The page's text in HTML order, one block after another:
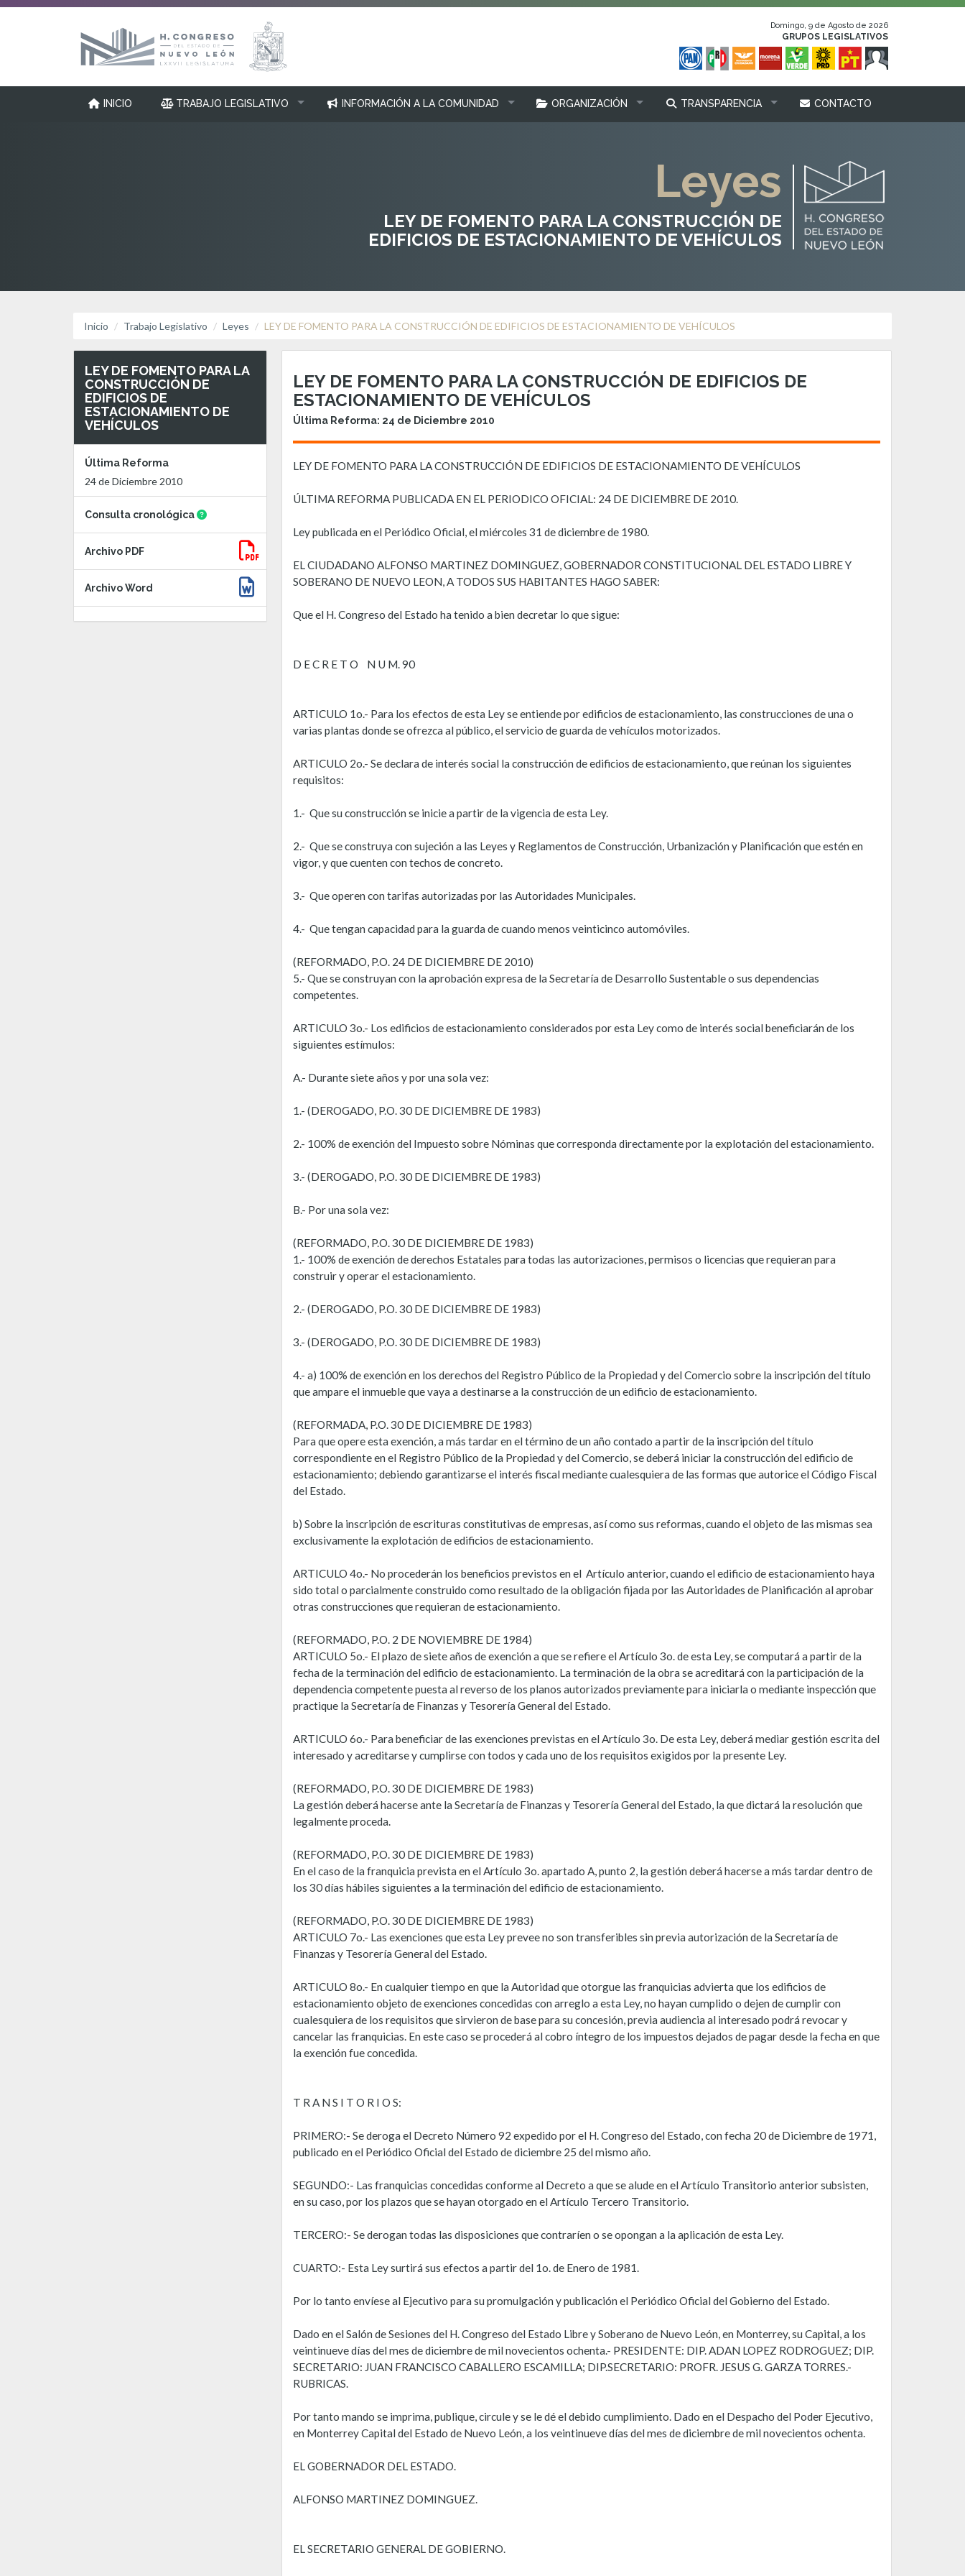
Domingo, 9 de Agosto de 2026
GRUPOS LEGISLATIVOS
INICIO TRABAJO LEGISLATIVO INFORMACIÓN A LA COMUNIDAD ORGANIZACIÓN TRANSPARENCIA CONTACTO
Leyes
LEY DE FOMENTO PARA LA CONSTRUCCIÓN DE
EDIFICIOS DE ESTACIONAMIENTO DE VEHÍCULOS
Inicio Trabajo Legislativo Leyes LEY DE FOMENTO PARA LA CONSTRUCCIÓN DE EDIFICIOS DE ESTACIONAMIENTO DE VEHÍCULOS
LEY DE FOMENTO PARA LA
CONSTRUCCIÓN DE
EDIFICIOS DE
ESTACIONAMIENTO DE
VEHÍCULOS
Última Reforma
24 de Diciembre 2010
Consulta cronológica
Archivo PDF
Archivo Word
LEY DE FOMENTO PARA LA CONSTRUCCIÓN DE EDIFICIOS DE
ESTACIONAMIENTO DE VEHÍCULOS
Última Reforma: 24 de Diciembre 2010
LEY DE FOMENTO PARA LA CONSTRUCCIÓN DE EDIFICIOS DE ESTACIONAMIENTO DE VEHÍCULOS
ÚLTIMA REFORMA PUBLICADA EN EL PERIODICO OFICIAL: 24 DE DICIEMBRE DE 2010.
Ley publicada en el Periódico Oficial, el miércoles 31 de diciembre de 1980.
EL CIUDADANO ALFONSO MARTINEZ DOMINGUEZ, GOBERNADOR CONSTITUCIONAL DEL ESTADO LIBRE Y
SOBERANO DE NUEVO LEON, A TODOS SUS HABITANTES HAGO SABER:
Que el H. Congreso del Estado ha tenido a bien decretar lo que sigue:
D E C R E T O N U M. 90
ARTICULO 1o.- Para los efectos de esta Ley se entiende por edificios de estacionamiento, las construcciones de una o
varias plantas donde se ofrezca al público, el servicio de guarda de vehículos motorizados.
ARTICULO 2o.- Se declara de interés social la construcción de edificios de estacionamiento, que reúnan los siguientes
requisitos:
1.- Que su construcción se inicie a partir de la vigencia de esta Ley.
2.- Que se construya con sujeción a las Leyes y Reglamentos de Construcción, Urbanización y Planificación que estén en
vigor, y que cuenten con techos de concreto.
3.- Que operen con tarifas autorizadas por las Autoridades Municipales.
4.- Que tengan capacidad para la guarda de cuando menos veinticinco automóviles.
(REFORMADO, P.O. 24 DE DICIEMBRE DE 2010)
5.- Que se construyan con la aprobación expresa de la Secretaría de Desarrollo Sustentable o sus dependencias
competentes.
ARTICULO 3o.- Los edificios de estacionamiento considerados por esta Ley como de interés social beneficiarán de los
siguientes estímulos:
A.- Durante siete años y por una sola vez:
1.- (DEROGADO, P.O. 30 DE DICIEMBRE DE 1983)
2.- 100% de exención del Impuesto sobre Nóminas que corresponda directamente por la explotación del estacionamiento.
3.- (DEROGADO, P.O. 30 DE DICIEMBRE DE 1983)
B.- Por una sola vez:
(REFORMADO, P.O. 30 DE DICIEMBRE DE 1983)
1.- 100% de exención de derechos Estatales para todas las autorizaciones, permisos o licencias que requieran para
construir y operar el estacionamiento.
2.- (DEROGADO, P.O. 30 DE DICIEMBRE DE 1983)
3.- (DEROGADO, P.O. 30 DE DICIEMBRE DE 1983)
4.- a) 100% de exención en los derechos del Registro Público de la Propiedad y del Comercio sobre la inscripción del título
que ampare el inmueble que vaya a destinarse a la construcción de un edificio de estacionamiento.
(REFORMADA, P.O. 30 DE DICIEMBRE DE 1983)
Para que opere esta exención, a más tardar en el término de un año contado a partir de la inscripción del título
correspondiente en el Registro Público de la Propiedad y del Comercio, se deberá iniciar la construcción del edificio de
estacionamiento; debiendo garantizarse el interés fiscal mediante cualesquiera de las formas que autorice el Código Fiscal
del Estado.
b) Sobre la inscripción de escrituras constitutivas de empresas, así como sus reformas, cuando el objeto de las mismas sea
exclusivamente la explotación de edificios de estacionamiento.
ARTICULO 4o.- No procederán los beneficios previstos en el Artículo anterior, cuando el edificio de estacionamiento haya
sido total o parcialmente construido como resultado de la obligación fijada por las Autoridades de Planificación al aprobar
otras construcciones que requieran de estacionamiento.
(REFORMADO, P.O. 2 DE NOVIEMBRE DE 1984)
ARTICULO 5o.- El plazo de siete años de exención a que se refiere el Artículo 3o. de esta Ley, se computará a partir de la
fecha de la terminación del edificio de estacionamiento. La terminación de la obra se acreditará con la participación de la
dependencia competente puesta al reverso de los planos autorizados previamente para iniciarla o mediante inspección que
practique la Secretaría de Finanzas y Tesorería General del Estado.
ARTICULO 6o.- Para beneficiar de las exenciones previstas en el Artículo 3o. De esta Ley, deberá mediar gestión escrita del
interesado y acreditarse y cumplirse con todos y cada uno de los requisitos exigidos por la presente Ley.
(REFORMADO, P.O. 30 DE DICIEMBRE DE 1983)
La gestión deberá hacerse ante la Secretaría de Finanzas y Tesorería General del Estado, la que dictará la resolución que
legalmente proceda.
(REFORMADO, P.O. 30 DE DICIEMBRE DE 1983)
En el caso de la franquicia prevista en el Artículo 3o. apartado A, punto 2, la gestión deberá hacerse a más tardar dentro de
los 30 días hábiles siguientes a la terminación del edificio de estacionamiento.
(REFORMADO, P.O. 30 DE DICIEMBRE DE 1983)
ARTICULO 7o.- Las exenciones que esta Ley prevee no son transferibles sin previa autorización de la Secretaría de
Finanzas y Tesorería General del Estado.
ARTICULO 8o.- En cualquier tiempo en que la Autoridad que otorgue las franquicias advierta que los edificios de
estacionamiento objeto de exenciones concedidas con arreglo a esta Ley, no hayan cumplido o dejen de cumplir con
cualesquiera de los requisitos que sirvieron de base para su concesión, previa audiencia al interesado podrá revocar y
cancelar las franquicias. En este caso se procederá al cobro íntegro de los impuestos dejados de pagar desde la fecha en que
la exención fue concedida.
T R A N S I T O R I O S:
PRIMERO:- Se deroga el Decreto Número 92 expedido por el H. Congreso del Estado, con fecha 20 de Diciembre de 1971,
publicado en el Periódico Oficial del Estado de diciembre 25 del mismo año.
SEGUNDO:- Las franquicias concedidas conforme al Decreto a que se alude en el Artículo Transitorio anterior subsisten,
en su caso, por los plazos que se hayan otorgado en el Artículo Tercero Transitorio.
TERCERO:- Se derogan todas las disposiciones que contraríen o se opongan a la aplicación de esta Ley.
CUARTO:- Esta Ley surtirá sus efectos a partir del 1o. de Enero de 1981.
Por lo tanto envíese al Ejecutivo para su promulgación y publicación el Periódico Oficial del Gobierno del Estado.
Dado en el Salón de Sesiones del H. Congreso del Estado Libre y Soberano de Nuevo León, en Monterrey, su Capital, a los
veintinueve días del mes de diciembre de mil novecientos ochenta.- PRESIDENTE: DIP. ADAN LOPEZ RODROGUEZ; DIP.
SECRETARIO: JUAN FRANCISCO CABALLERO ESCAMILLA; DIP.SECRETARIO: PROFR. JESUS G. GARZA TORRES.-
RUBRICAS.
Por tanto mando se imprima, publique, circule y se le dé el debido cumplimiento. Dado en el Despacho del Poder Ejecutivo,
en Monterrey Capital del Estado de Nuevo León, a los veintinueve días del mes de diciembre de mil novecientos ochenta.
EL GOBERNADOR DEL ESTADO.
ALFONSO MARTINEZ DOMINGUEZ.
EL SECRETARIO GENERAL DE GOBIERNO.